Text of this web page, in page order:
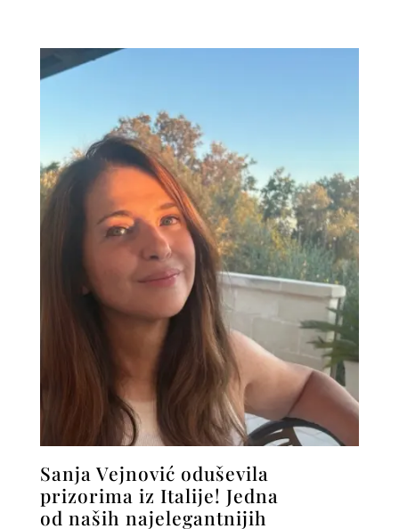
Sanja Vejnović oduševila
prizorima iz Italije! Jedna
od naših najelegantnijih